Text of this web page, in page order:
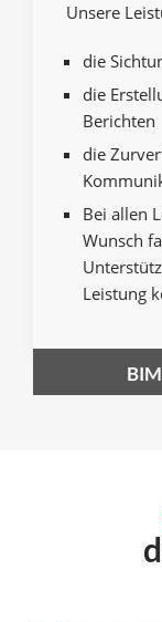
Unsere
die
die
Berichten
die
Bei allen
Wunsch
Leistung